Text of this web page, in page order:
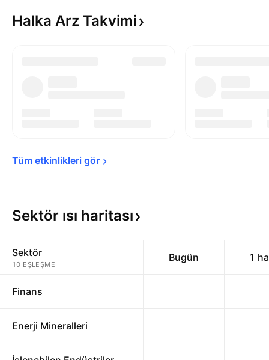
Halka Arz Takvimi
Tüm etkinlikleri gör
Sektör ısı haritası
Sektör
10 EŞLEŞME
Bugün 1
Finans
Enerji Mineralleri